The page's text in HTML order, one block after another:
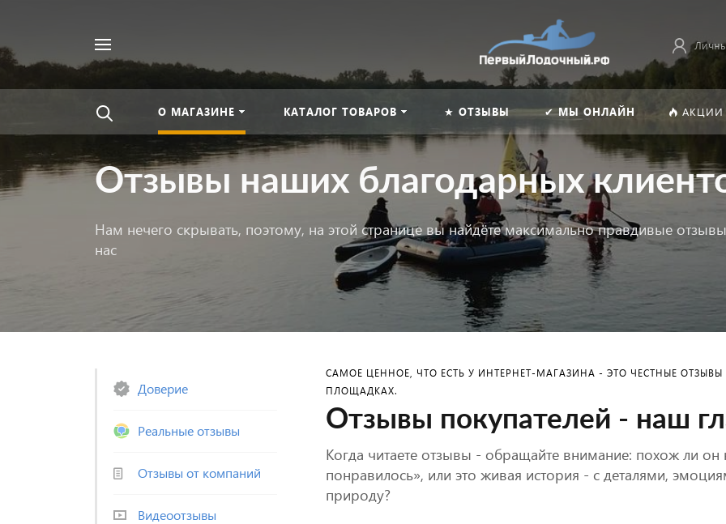
вездеНайти
О МАГАЗИНЕ КАТАЛОГ ТОВАРОВ ★ ОТЗЫВЫ ✔ МЫ ОНЛАЙН АКЦИИ
Отзывы наших благодарных
Нам нечего скрывать, поэтому, на этой странице вы найдёте максимально правдивые
нас
Доверие
Реальные отзывы
Отзывы от компаний
Видеоотзывы
САМОЕ ЦЕННОЕ, ЧТО ЕСТЬ У ИНТЕРНЕТ-МАГАЗИНА - ЭТО ЧЕСТНЫЕ
ПЛОЩАДКАХ.
Отзывы покупателей - наш
Когда читаете отзывы - обращайте внимание: похож ли он
понравилось», или это живая история - с деталями,
природу?